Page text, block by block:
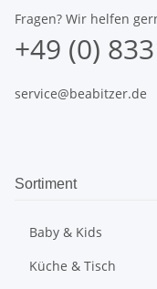
Fragen? Wir helfen
+49 (0)
service@beabitzer.de
Sortiment
Baby & Kids
Küche & Tisch